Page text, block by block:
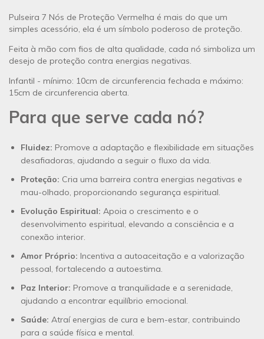
Pulseira 7 Nós de Proteção Vermelha é mais do que um
simples acessório, ela é um símbolo poderoso de proteção.
Feita à mão com fios de alta qualidade, cada nó simboliza um
desejo de proteção contra energias negativas.
Infantil - mínimo: 10cm de circunferencia fechada e máximo:
15cm de circunferencia aberta.
Para que serve cada nó?
Fluidez: Promove a adaptação e flexibilidade em situações
desafiadoras, ajudando a seguir o fluxo da vida.
Proteção: Cria uma barreira contra energias negativas e
mau-olhado, proporcionando segurança espiritual.
Evolução Espiritual: Apoia o crescimento e o
desenvolvimento espiritual, elevando a consciência e a
conexão interior.
Amor Próprio: Incentiva a autoaceitação e a valorização
pessoal, fortalecendo a autoestima.
Paz Interior: Promove a tranquilidade e a serenidade,
ajudando a encontrar equilíbrio emocional.
Saúde: Atraí energias de cura e bem-estar, contribuindo
para a saúde física e mental.